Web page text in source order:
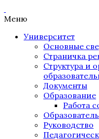
Меню
Университет
Основные
Страничка
Структура и
Документы
Образование
Работа
Руководство